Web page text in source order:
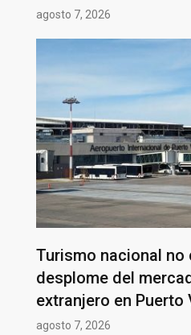
agosto 7, 2026
Turismo nacional no
desplome del
extranjero en Puerto
agosto 7, 2026